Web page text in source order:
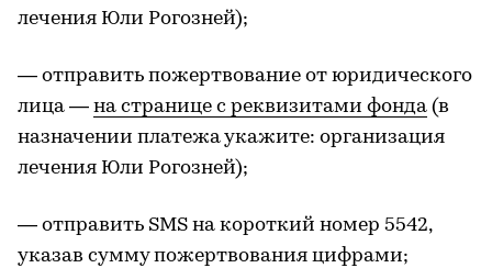
лечения Юли Рогозней);
— отправить пожертвование от юридического
лица — на странице с реквизитами фонда (в
назначении платежа укажите: организация
лечения Юли Рогозней);
— отправить SMS на короткий номер 5542,
указав сумму пожертвования цифрами;